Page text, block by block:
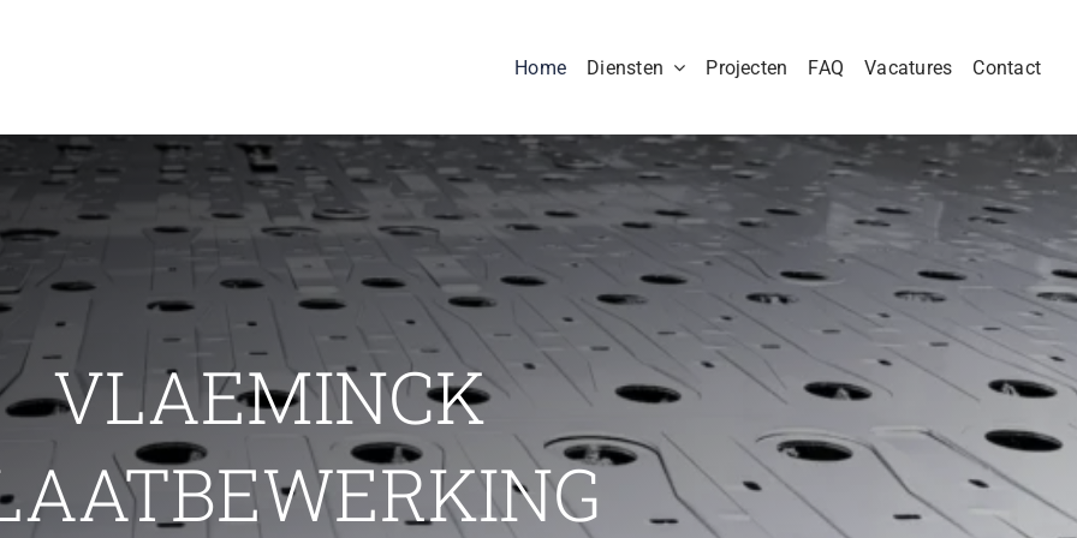
Home Diensten Projecten FAQ Vacatures Contact
VLAEMINCK